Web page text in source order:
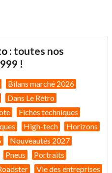
: toutes nos
!
Bilans marché 2026
Dans Le Rétro
Fiches techniques
High-tech
Horizons
Nouveautés 2027
Pneus
Portraits
Vie des entreprises